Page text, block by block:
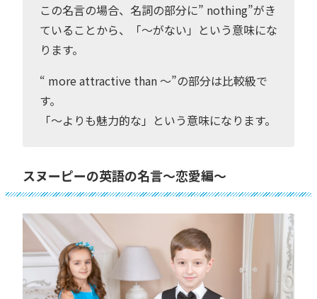
この名言の場合、名詞の部分に” nothing”がき
ていることから、「〜がない」という意味にな
ります。
“ more attractive than 〜”の部分は比較級で
す。
「〜よりも魅力的な」という意味になります。
スヌーピーの英語の名言〜恋愛編〜